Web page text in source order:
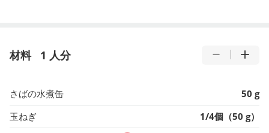
材料 1 人分
さばの水煮缶
50 g
玉ねぎ
1/4個（50 g）